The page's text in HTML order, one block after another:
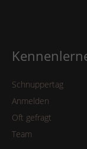
Schnuppertag
Anmelden
Oft gefragt
Team